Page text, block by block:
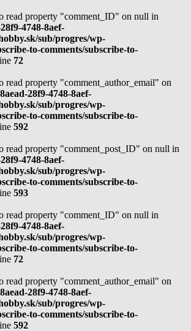
read property "comment_ID" on null in
4748-8aef-
sub/progres/wp-
to-comments/subscribe-to-
72
read property "comment_author_email" on
28f9-4748-8aef-
sub/progres/wp-
to-comments/subscribe-to-
592
read property "comment_post_ID" on null in
4748-8aef-
sub/progres/wp-
to-comments/subscribe-to-
593
read property "comment_ID" on null in
4748-8aef-
sub/progres/wp-
to-comments/subscribe-to-
72
read property "comment_author_email" on
28f9-4748-8aef-
sub/progres/wp-
to-comments/subscribe-to-
592